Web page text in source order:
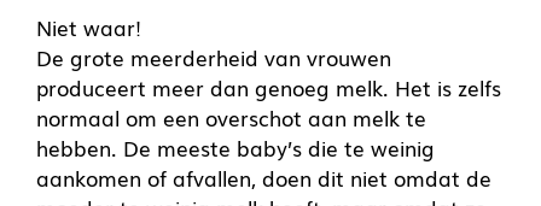
Niet waar!
De grote meerderheid van vrouwen
produceert meer dan genoeg melk. Het is zelfs
normaal om een overschot aan melk te
hebben. De meeste baby’s die te weinig
aankomen of afvallen, doen dit niet omdat de